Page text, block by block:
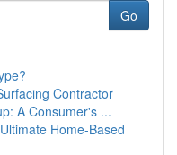
Go
Contractor
A Consumer's ...
Home-Based